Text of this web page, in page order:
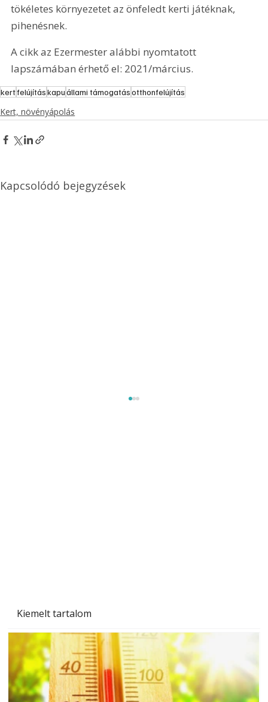
Kiemelt tartalom
tökéletes környezetet az önfeledt kerti játéknak,
pihenésnek.
A cikk az Ezermester alábbi nyomtatott
lapszámában érhető el: 2021/március.
kertfelújításkapuállami támogatásotthonfelújítás
Kert, növényápolás
Kapcsolódó bejegyzések